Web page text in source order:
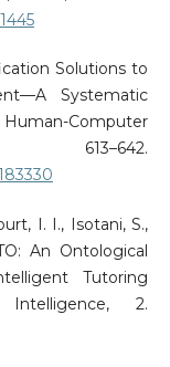
Solutions to
Systematic
Computer
I. I., Isotani, S.,
An Ontological
Tutoring
2.